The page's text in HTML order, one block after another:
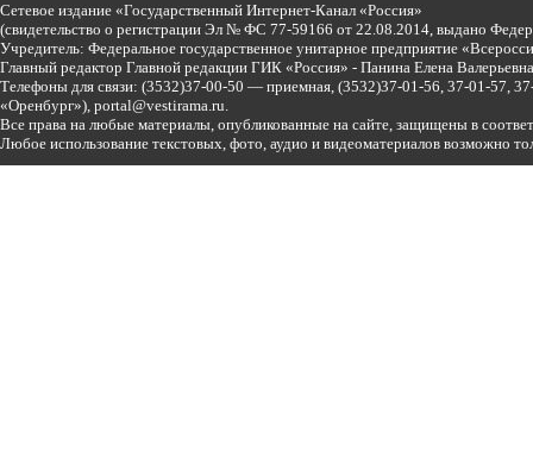
Сетевое издание «Государственный Интернет-Канал «Россия»
(свидетельство о регистрации Эл № ФС 77-59166 от 22.08.2014, выдано
Учредитель: Федеральное государственное унитарное предприятие
Главный редактор Главной редакции ГИК «Россия» - Панина Елена
Телефоны для связи: (3532)37-00-50 — приемная, (3532)37-01-56, 37-01-57,
«Оренбург»), portal@vestirama.ru.
Все права на любые материалы, опубликованные на сайте, защищены в
Любое использование текстовых, фото, аудио и видеоматериалов возможно